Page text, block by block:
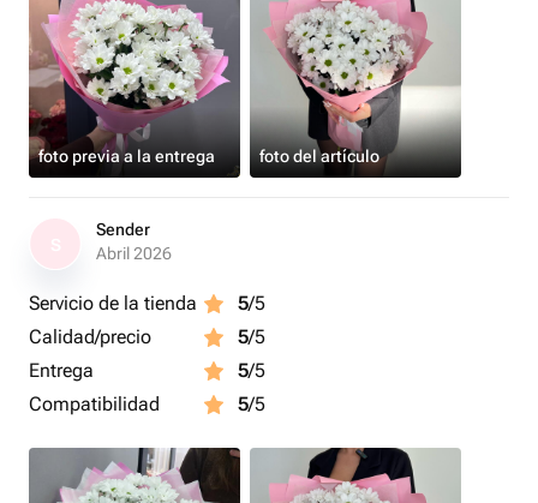
foto previa a la entrega foto del artículo
Sender
Abril 2026
Servicio de la tienda 5/5
Calidad/precio
5/5
Entrega
5/5
Compatibilidad
5/5